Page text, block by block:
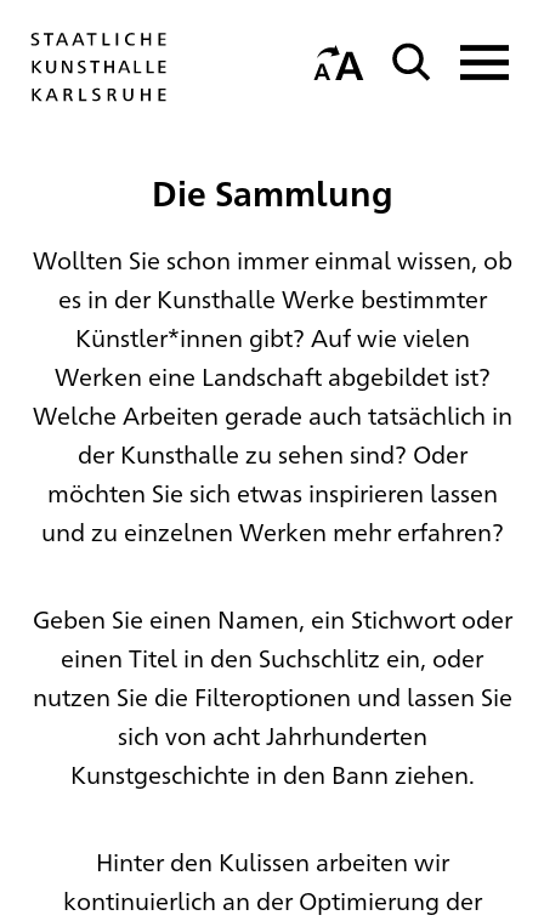
Die Sammlung
Wollten Sie schon immer einmal wissen, ob
es in der Kunsthalle Werke bestimmter
Künstler*innen gibt? Auf wie vielen
Werken eine Landschaft abgebildet ist?
Welche Arbeiten gerade auch tatsächlich in
der Kunsthalle zu sehen sind? Oder
möchten Sie sich etwas inspirieren lassen
und zu einzelnen Werken mehr erfahren?
Geben Sie einen Namen, ein Stichwort oder
einen Titel in den Suchschlitz ein, oder
nutzen Sie die Filteroptionen und lassen Sie
sich von acht Jahrhunderten
Kunstgeschichte in den Bann ziehen.
Hinter den Kulissen arbeiten wir
kontinuierlich an der Optimierung der